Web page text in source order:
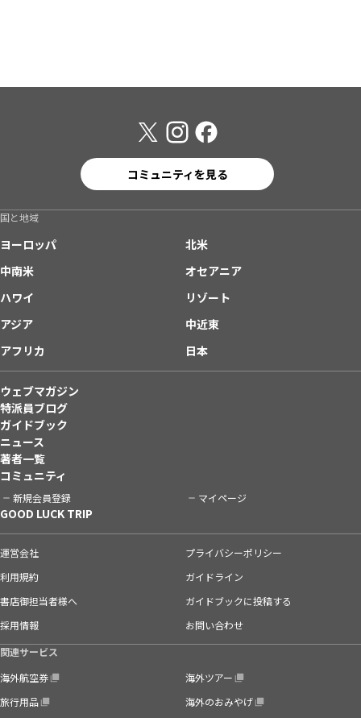
コミュニティを見る
国と地域
ヨーロッパ
北米
中南米
オセアニア
ハワイ
リゾート
アジア
中近東
アフリカ
日本
ウェブマガジン
特派員ブログ
ガイドブック
ニュース
著者一覧
コミュニティ
新規会員登録 マイページ
GOOD LUCK TRIP
運営会社
プライバシーポリシー
利用規約
ガイドライン
書店御担当者様へ
ガイドブックに投稿する
採用情報
お問い合わせ
関連サービス
海外航空券
海外ツアー
旅行用品
海外のおみやげ